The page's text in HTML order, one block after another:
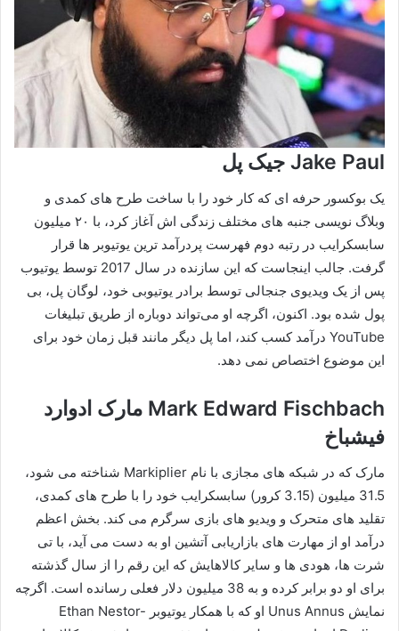
Jake Paul جیک پل
یک بوکسور حرفه‌ ای که کار خود را با ساخت طرح‌ های کمدی و
وبلاگ‌ نویسی جنبه‌ های مختلف زندگی‌ اش آغاز کرد، با ۲۰ میلیون
سابسکرایب در رتبه دوم فهرست پردرآمد ترین یوتیوبر ها قرار
گرفت. جالب اینجاست که این سازنده در سال 2017 توسط یوتیوب
پس از یک ویدیوی جنجالی توسط برادر یوتیوبی خود، لوگان پل، بی
پول شده بود. اکنون، اگرچه او می‌تواند دوباره از طریق تبلیغات
YouTube درآمد کسب کند، اما پل دیگر مانند قبل زمان خود برای
این موضوع اختصاص نمی دهد.
Mark Edward Fischbach مارک ادوارد
فیشباخ
مارک که در شبکه‌ های مجازی با نام Markiplier شناخته می‌ شود،
31.5 میلیون (3.15 کرور) سابسکرایب خود را با طرح‌ های کمدی،
تقلید های متحرک و ویدیو های بازی سرگرم می‌ کند. بخش اعظم
درآمد او از مهارت‌ های بازاریابی آتشین او به دست می‌ آید، با تی‌
شرت‌ ها، هودی‌ ها و سایر کالاهایش که این رقم را از سال گذشته
برای او دو برابر کرده و به 38 میلیون دلار فعلی رسانده است. اگرچه
نمایش Unus Annus او که با همکار یوتیوبر Ethan Nestor-